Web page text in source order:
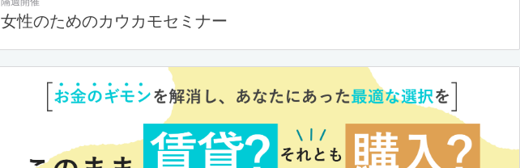
女性のためのカウカモセミナー